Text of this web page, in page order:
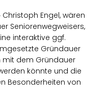
Engel, wären
Seniorenwegweisers,
interaktive ggf.
Gründauer
mit dem Gründauer
könnte und die
Besonderheiten von